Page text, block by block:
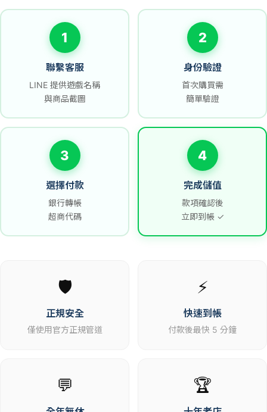
1
聯繫客服
LINE 提供遊戲名稱
與商品截圖
2
身份驗證
首次購買需
簡單驗證
3
選擇付款
銀行轉帳
超商代碼
4
完成儲值
款項確認後
立即到帳 ✓
🛡️
正規安全
僅使用官方正規管道
⚡
快速到帳
付款後最快 5 分鐘
💬 🏆